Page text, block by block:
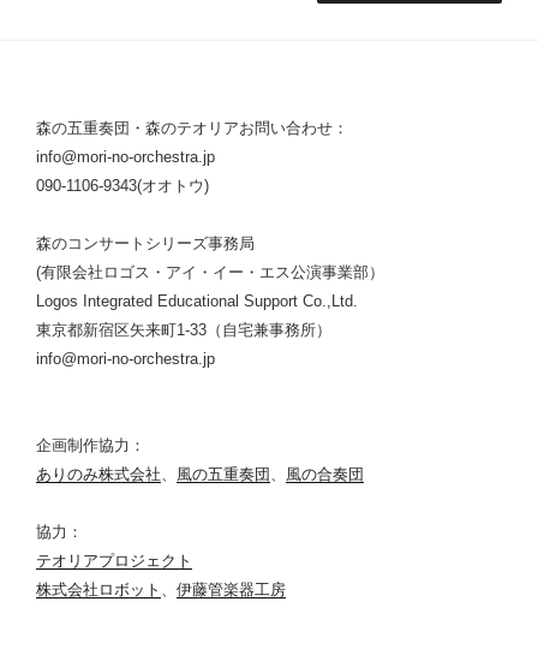
森の五重奏団・森のテオリアお問い合わせ：
info@mori-no-orchestra.jp
090-1106-9343(オオトウ)
森のコンサートシリーズ事務局
(有限会社ロゴス・アイ・イー・エス公演事業部）
Logos Integrated Educational Support Co.,Ltd.
東京都新宿区矢来町1-33（自宅兼事務所）
info@mori-no-orchestra.jp
企画制作協力：
ありのみ株式会社、 風の五重奏団 、 風の合奏団
協力：
テオリアプロジェクト
株式会社ロボット 、 伊藤管楽器工房